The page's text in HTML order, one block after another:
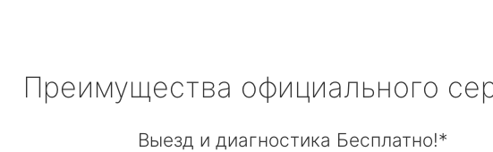
Преимущества официального
Выезд и диагностика Бесплатно!*